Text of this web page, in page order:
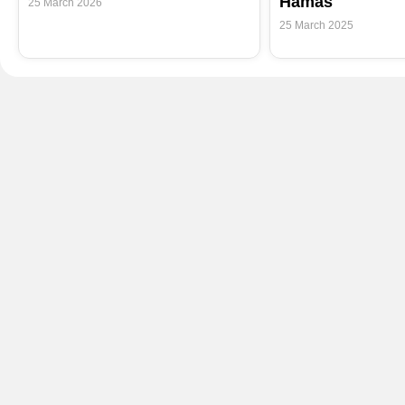
25 March 2025